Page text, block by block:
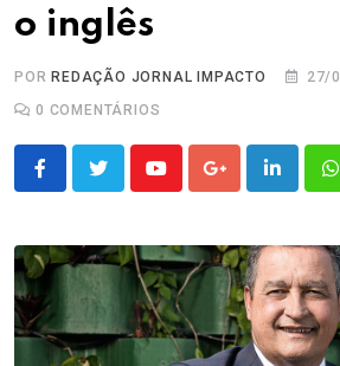
o inglês
POR REDAÇÃO JORNAL IMPACTO
27/
0 COMENTÁRIOS
YoutubeGoogle+LinkedIn